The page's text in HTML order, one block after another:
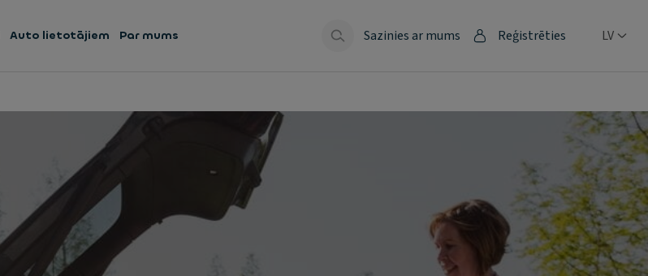
Auto lietotājiem Par mums Sazinies ar mums Reģistrēties LV